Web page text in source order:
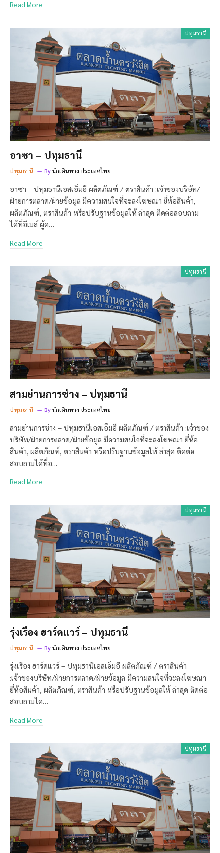
Read More
ปทุมธานี
อาซา – ปทุมธานี
ปทุมธานี By นักเดินทาง ประเทศไทย
อาซา – ปทุมธานีเอสเอ็มอี ผลิตภัณฑ์ / ตราสินค้า :เจ้าของบริษัท/
ฝ่ายการตลาด/ฝ่ายข้อมูล มีความสนใจที่จะลงโฆษณา ยี่ห้อสินค้า,
ผลิตภัณฑ์, ตราสินค้า หรือปรับฐานข้อมูลให้ ล่าสุด ติดต่อสอบถาม
ได้ที่อีเมล์ ผู้ด…
Read More
ปทุมธานี
สามย่านการช่าง – ปทุมธานี
ปทุมธานี By นักเดินทาง ประเทศไทย
สามย่านการช่าง – ปทุมธานีเอสเอ็มอี ผลิตภัณฑ์ / ตราสินค้า :เจ้าของ
บริษัท/ฝ่ายการตลาด/ฝ่ายข้อมูล มีความสนใจที่จะลงโฆษณา ยี่ห้อ
สินค้า, ผลิตภัณฑ์, ตราสินค้า หรือปรับฐานข้อมูลให้ ล่าสุด ติดต่อ
สอบถามได้ที่อ…
Read More
ปทุมธานี
รุ่งเรือง ฮาร์ดแวร์ – ปทุมธานี
ปทุมธานี By นักเดินทาง ประเทศไทย
รุ่งเรือง ฮาร์ดแวร์ – ปทุมธานีเอสเอ็มอี ผลิตภัณฑ์ / ตราสินค้า
:เจ้าของบริษัท/ฝ่ายการตลาด/ฝ่ายข้อมูล มีความสนใจที่จะลงโฆษณา
ยี่ห้อสินค้า, ผลิตภัณฑ์, ตราสินค้า หรือปรับฐานข้อมูลให้ ล่าสุด ติดต่อ
สอบถามได…
Read More
ปทุมธานี